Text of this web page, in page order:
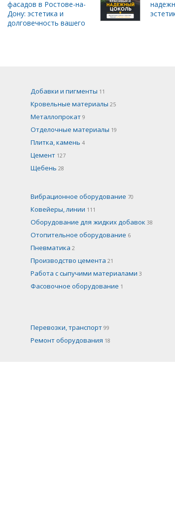
фасадов в Ростове-на-
Дону: эстетика и
долговечность вашего
Добавки и пигменты 11
Кровельные материалы 25
Металлопрокат 9
Отделочные материалы 19
Плитка, камень 4
Цемент 127
Щебень 28
Вибрационное оборудование 70
Ковейеры, линии 111
Оборудование для жидких добавок 38
Отопительное оборудование 6
Пневматика 2
Производство цемента 21
Работа с сыпучими материалами 3
Фасовочное оборудование 1
Перевозки, транспорт 99
Ремонт оборудования 18